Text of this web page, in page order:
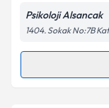
Psikoloji Alsancak
1404. Sokak No:7B
Randevu